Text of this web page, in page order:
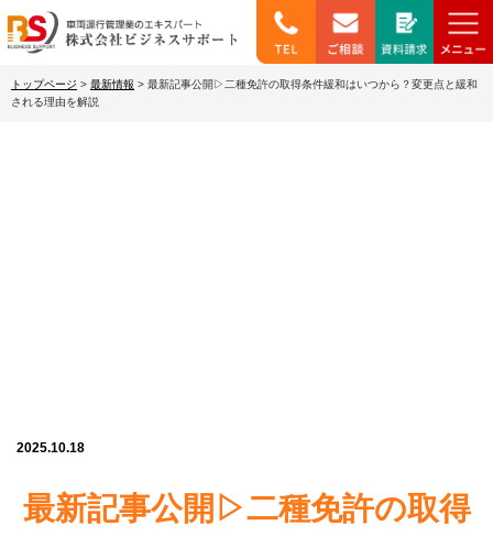
トップページ > 最新情報 > 最新記事公開▷二種免許の取得条件緩和はいつから？変更点と緩和
される理由を解説
2025.10.18
最新記事公開▷二種免許の取得